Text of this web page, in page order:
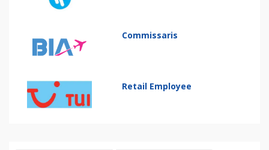
Commissaris
Retail Employee